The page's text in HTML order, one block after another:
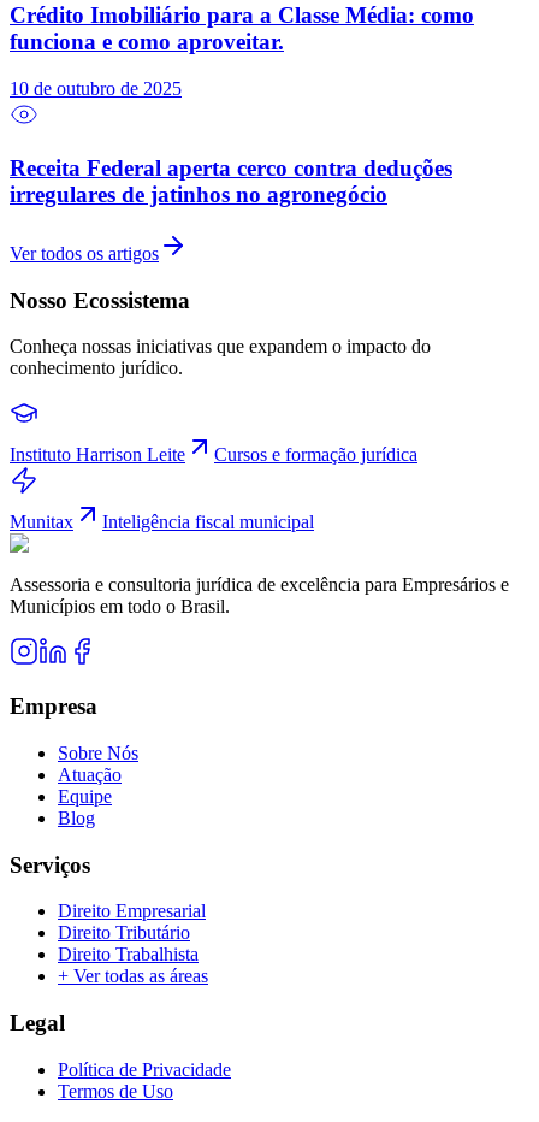
Crédito Imobiliário para a Classe Média: como
funciona e como aproveitar.
10 de outubro de 2025
Receita Federal aperta cerco contra deduções
irregulares de jatinhos no agronegócio
Ver todos os artigos
Nosso Ecossistema
Conheça nossas iniciativas que expandem o impacto do
conhecimento jurídico.
Instituto Harrison Leite Cursos e formação jurídica
Munitax Inteligência fiscal municipal
Assessoria e consultoria jurídica de excelência para Empresários e
Municípios em todo o Brasil.
Empresa
Sobre Nós
Atuação
Equipe
Blog
Serviços
Direito Empresarial
Direito Tributário
Direito Trabalhista
+ Ver todas as áreas
Legal
Política de Privacidade
Termos de Uso